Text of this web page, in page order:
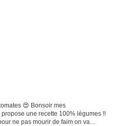
mes
une recette 100% légumes !!
ne pas mourir de faim on va